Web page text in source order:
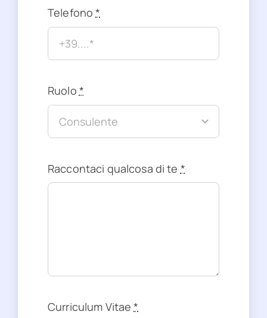
Telefono*
Ruolo *
Raccontaci qualcosa di te *
Curriculum Vitae*